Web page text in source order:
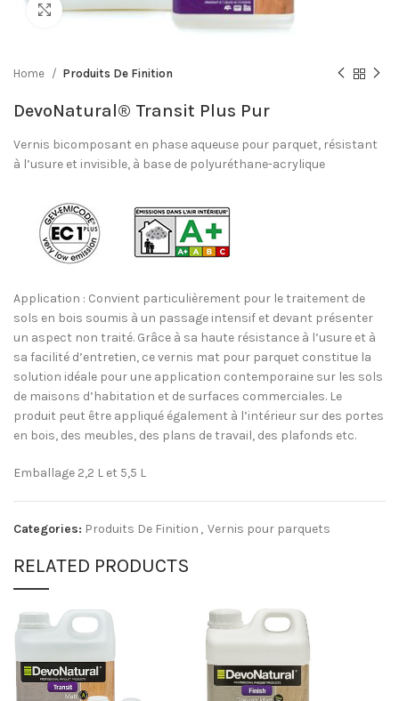
Click to enlarge
Home Produits De Finition
DevoNatural® Transit Plus Pur
Vernis bicomposant en phase aqueuse pour parquet, résistant
à l’usure et invisible, à base de polyuréthane-acrylique
Application : Convient particulièrement pour le traitement de
sols en bois soumis à un passage intensif et devant présenter
un aspect non traité. Grâce à sa haute résistance à l’usure et à
sa facilité d’entretien, ce vernis mat pour parquet constitue la
solution idéale pour une application contemporaine sur les sols
de maisons d’habitation et de surfaces commerciales. Le
produit peut être appliqué également à l’intérieur sur des portes
en bois, des meubles, des plans de travail, des plafonds etc.
Emballage 2,2 L et 5,5 L
Categories: Produits De Finition , Vernis pour parquets
RELATED PRODUCTS